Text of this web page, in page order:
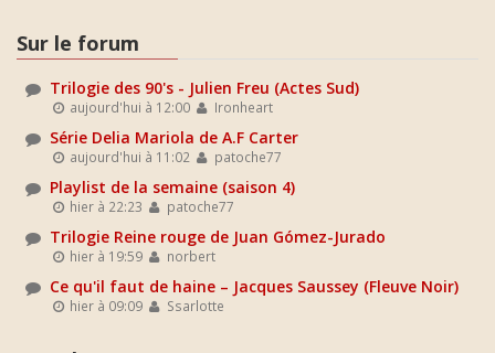
Sur le forum
Trilogie des 90's - Julien Freu (Actes Sud)
aujourd'hui à 12:00 Ironheart
Série Delia Mariola de A.F Carter
aujourd'hui à 11:02 patoche77
Playlist de la semaine (saison 4)
hier à 22:23 patoche77
Trilogie Reine rouge de Juan Gómez-Jurado
hier à 19:59 norbert
Ce qu'il faut de haine – Jacques Saussey (Fleuve Noir)
hier à 09:09 Ssarlotte